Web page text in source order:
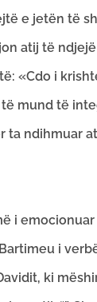
e jetën të
atij të
«Cdo i
mund të
ta ndihmuar
i
i
ki